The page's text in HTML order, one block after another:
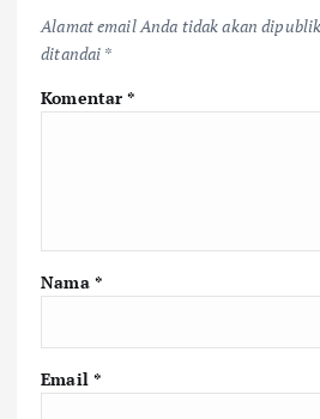
Alamat email Anda tidak akan
ditandai *
Komentar*
Nama *
Email *